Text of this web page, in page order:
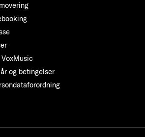
og betingelser